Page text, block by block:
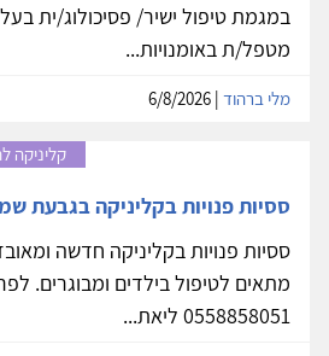
במגמת טיפול ישיר/ פסיכולוג/ית
מטפל/ת באומנויות...
מלי ברהוד
קליניקה
ססיות פנויות בקליניקה בגבעת
ססיות פנויות בקליניקה חדשה
מתאים לטיפול בילדים ומבוגרים.
0558858051 ליאת...